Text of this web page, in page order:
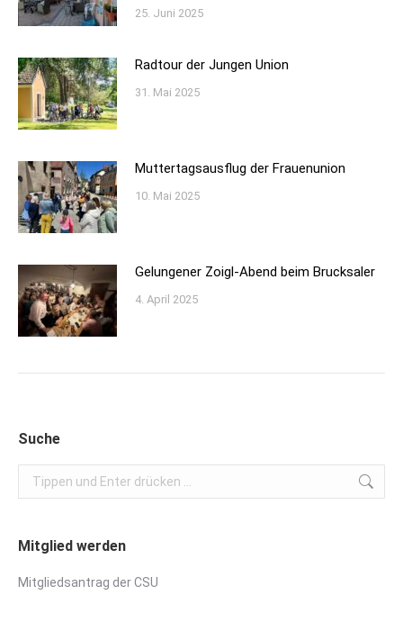
25. Juni 2025
Radtour der Jungen Union
31. Mai 2025
Muttertagsausflug der Frauenunion
10. Mai 2025
Gelungener Zoigl-Abend beim Brucksaler
4. April 2025
Suche
Search:
Mitglied werden
Mitgliedsantrag der CSU